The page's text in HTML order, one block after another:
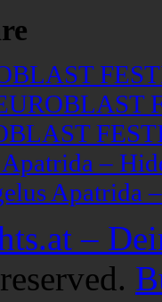
–
Apatrida
–